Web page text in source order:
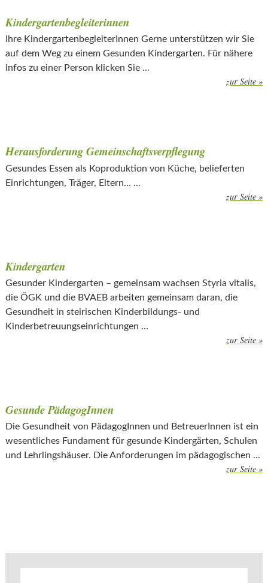
Kindergartenbegleiterinnen
Ihre KindergartenbegleiterInnen Gerne unterstützen wir Sie
auf dem Weg zu einem Gesunden Kindergarten. Für nähere
Infos zu einer Person klicken Sie ...
zur Seite »
Herausforderung Gemeinschaftsverpflegung
Gesundes Essen als Koproduktion von Küche, belieferten
Einrichtungen, Träger, Eltern… ...
zur Seite »
Kindergarten
Gesunder Kindergarten – gemeinsam wachsen Styria vitalis,
die ÖGK und die BVAEB arbeiten gemeinsam daran, die
Gesundheit in steirischen Kinderbildungs- und
Kinderbetreuungseinrichtungen ...
zur Seite »
Gesunde PädagogInnen
Die Gesundheit von PädagogInnen und BetreuerInnen ist ein
wesentliches Fundament für gesunde Kindergärten, Schulen
und Lehrlingshäuser. Die Anforderungen im pädagogischen ...
zur Seite »